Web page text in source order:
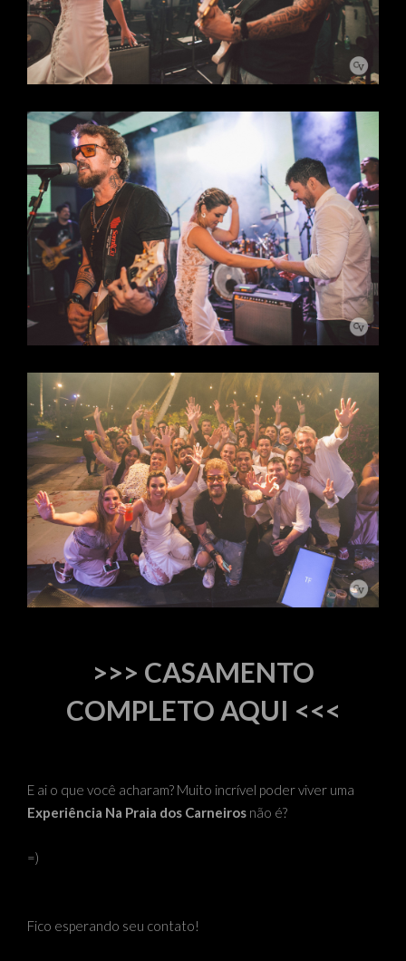
>>> CASAMENTO
COMPLETO AQUI <<<
E ai o que você acharam? Muito incrível poder viver uma
Experiência Na Praia dos Carneiros não é?
=)
Fico esperando seu contato!